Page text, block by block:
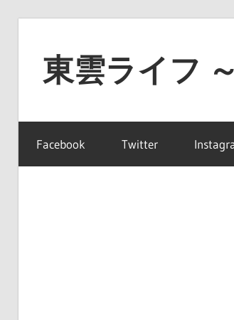
東雲ライフ
雲
ラ
イ
Facebook Twitter